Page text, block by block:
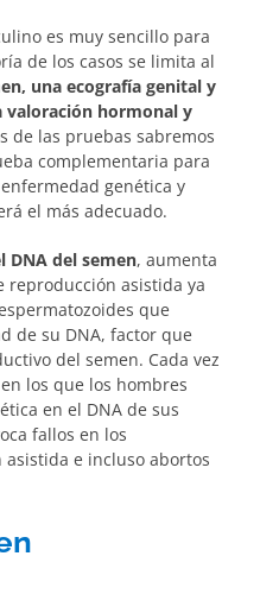
es muy sencillo para
de los casos se limita al
una ecografía genital y
valoración hormonal y
de las pruebas sabremos
complementaria para
genética y
el más adecuado.
DNA del semen, aumenta
reproducción asistida ya
que
de su DNA, factor que
del semen. Cada vez
los que los hombres
en el DNA de sus
fallos en los
e incluso abortos